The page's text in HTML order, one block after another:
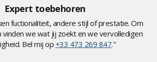
Expert toebehoren
fuctionaliteit, andere stijl of prestatie. Om
vinden we wat jij zoekt en we vervolledigen
Bel mij op +33 473 269 847."